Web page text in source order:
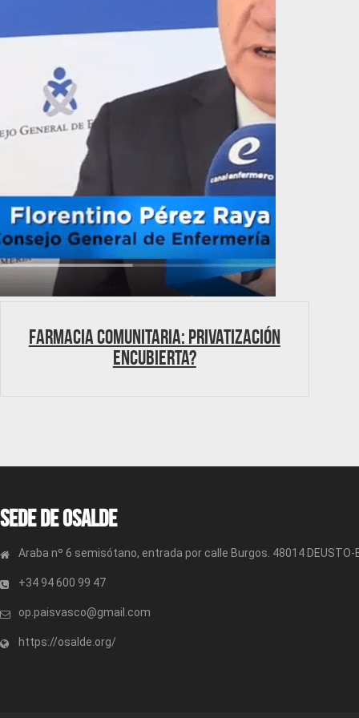
Farmacia Comunitaria: Privatización
encubierta?
Sede de OSALDE
Araba nº 6 semisótano, entrada por calle Burgos. 48014 DEUSTO-
+34 94 600 99 47
op.paisvasco@gmail.com
https://osalde.org/